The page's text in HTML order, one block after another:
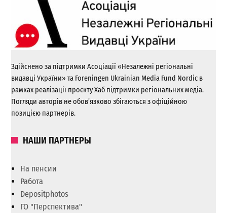
Здійснено за підтримки Асоціації «Незалежні регіональні
видавці України» та Foreningen Ukrainian Media Fund Nordic в
рамках реалізації проєкту Хаб підтримки регіональних медіа.
Погляди авторів не обов’язково збігаються з офіційною
позицією партнерів.
НАШИ ПАРТНЕРЫ
На пенсии
Работа
Depositphotos
ГО "Перспектива"